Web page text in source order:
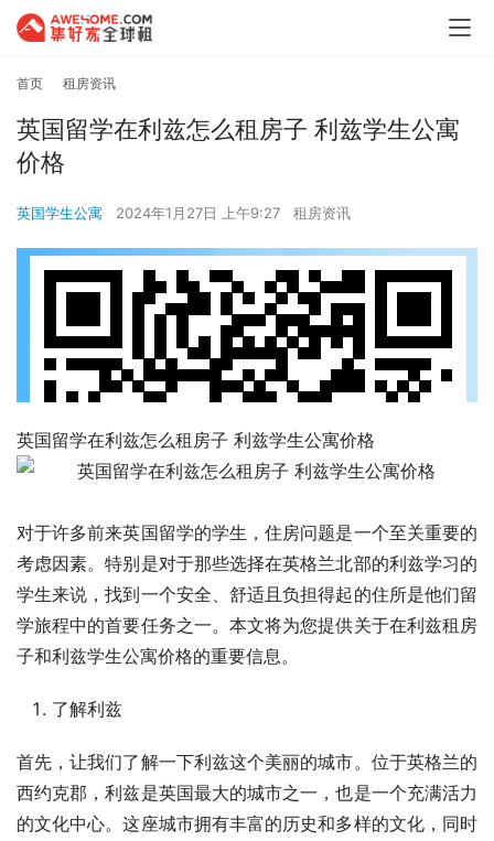
首页 租房资讯
英国留学在利兹怎么租房子 利兹学生公寓
价格
英国学生公寓 2024年1月27日 上午9:27 租房资讯
英国留学在利兹怎么租房子 利兹学生公寓价格
对于许多前来英国留学的学生，住房问题是一个至关重要的
考虑因素。特别是对于那些选择在英格兰北部的利兹学习的
学生来说，找到一个安全、舒适且负担得起的住所是他们留
学旅程中的首要任务之一。本文将为您提供关于在利兹租房
子和利兹学生公寓价格的重要信息。
了解利兹
首先，让我们了解一下利兹这个美丽的城市。位于英格兰的
西约克郡，利兹是英国最大的城市之一，也是一个充满活力
的文化中心。这座城市拥有丰富的历史和多样的文化，同时